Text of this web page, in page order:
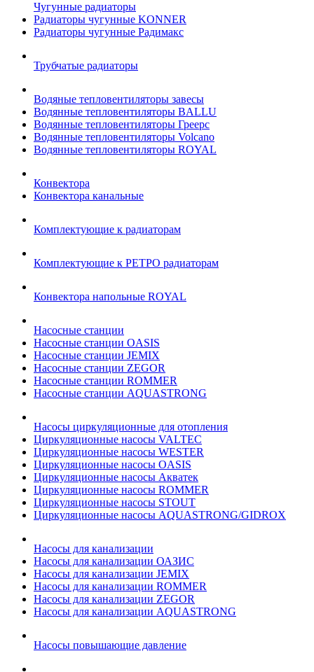
Чугунные радиаторы
Радиаторы чугунные KONNER
Радиаторы чугунные Радимакс
Трубчатые радиаторы
Водяные тепловентиляторы завесы
Водянные тепловентиляторы BALLU
Водянные тепловентиляторы Греерс
Водянные тепловентиляторы Volcano
Водянные тепловентиляторы ROYAL
Конвектора
Конвектора канальные
Комплектующие к радиаторам
Комплектующие к РЕТРО радиаторам
Конвектора напольные ROYAL
Насосные станции
Насосные станции OASIS
Насосные станции JEMIX
Насосные станции ZEGOR
Насосные станции ROMMER
Насосные станции AQUASTRONG
Насосы циркуляционные для отопления
Циркуляционные насосы VALTEC
Циркуляционные насосы WESTER
Циркуляционные насосы OASIS
Циркуляционные насосы Акватек
Циркуляционные насосы ROMMER
Циркуляционные насосы STOUT
Циркуляционные насосы AQUASTRONG/GIDROX
Насосы для канализации
Насосы для канализации ОАЗИС
Насосы для канализации JEMIX
Насосы для канализации ROMMER
Насосы для канализации ZEGOR
Насосы для канализации AQUASTRONG
Насосы повышающие давление